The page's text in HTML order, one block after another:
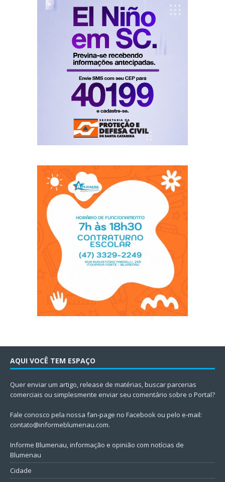
AQUI VOCÊ TEM ESPAÇO
Quer enviar um artigo, release de matérias, buscar parcerias
comerciais ou simplesmente enviar seu comentário sobre o Portal?
Fale conosco pela nossa fan-page no Facebook ou pelo e-mail:
contato@informeblumenau.com.
Informe Blumenau, informação e opinião com notícias de
Blumenau
Cidade